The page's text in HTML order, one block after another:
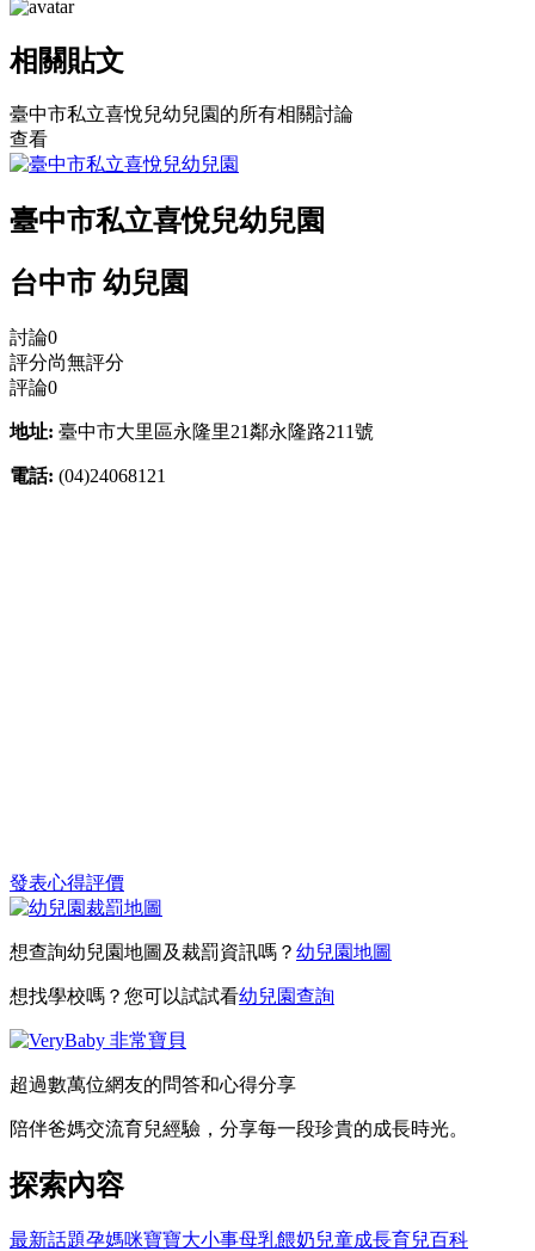
相關貼文
臺中市私立喜悅兒幼兒園的所有相關討論
查看
臺中市私立喜悅兒幼兒園
台中市 幼兒園
討論0
評分尚無評分
評論0
地址: 臺中市大里區永隆里21鄰永隆路211號
電話: (04)24068121
發表心得評價
想查詢幼兒園地圖及裁罰資訊嗎？ 幼兒園地圖
想找學校嗎？您可以試試看幼兒園查詢
超過數萬位網友的問答和心得分享
陪伴爸媽交流育兒經驗，分享每一段珍貴的成長時光。
探索內容
最新話題孕媽咪寶寶大小事母乳餵奶兒童成長育兒百科